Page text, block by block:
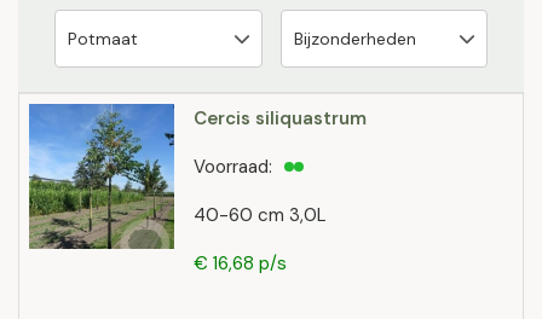
Cercis siliquastrum
40-60 cm 3,0L
Voorraad:
€ 16,68 p/s